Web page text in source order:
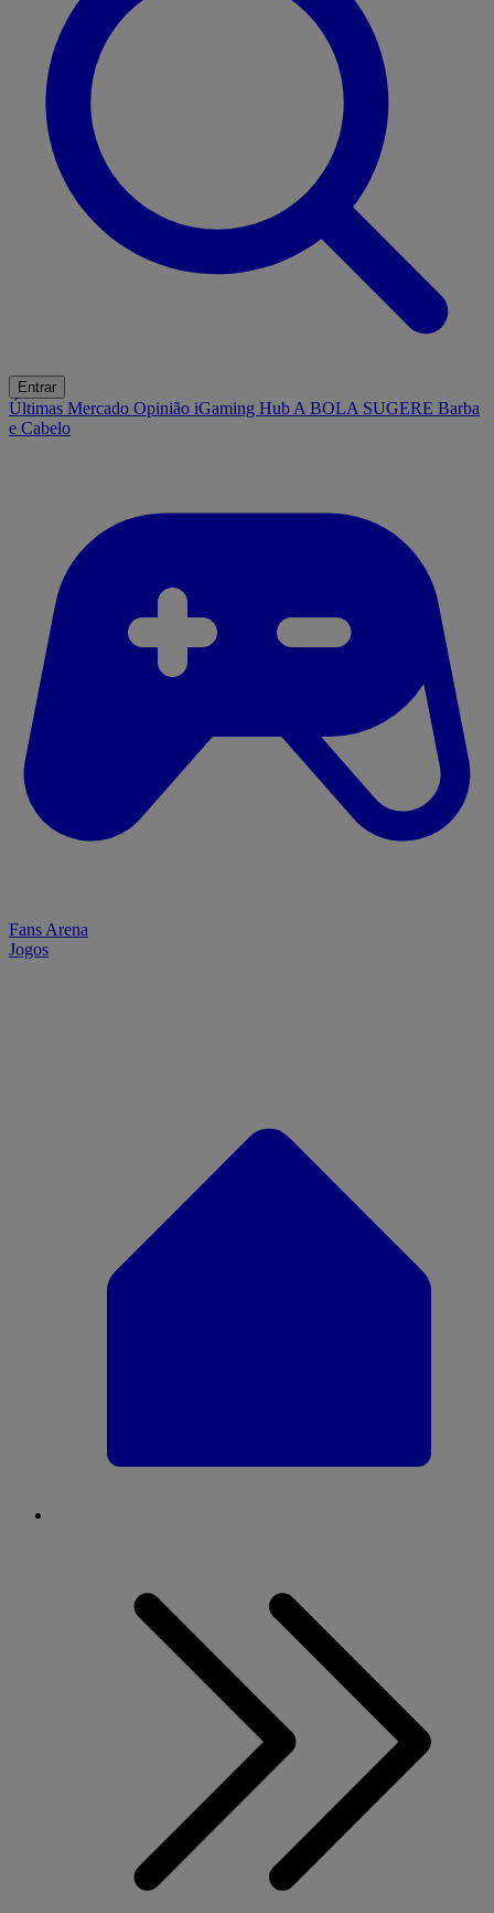
Entrar
Últimas Mercado Opinião iGaming Hub A BOLA SUGERE Barba
e Cabelo
Fans Arena
Jogos